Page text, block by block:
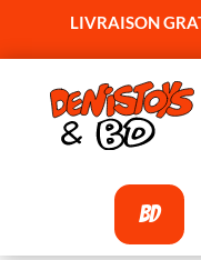
LIVRAISON
BD